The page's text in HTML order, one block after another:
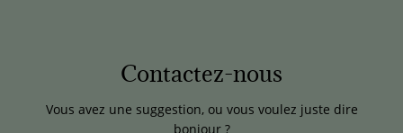
Contactez-nous
Vous avez une suggestion, ou vous voulez juste dire
bonjour ?